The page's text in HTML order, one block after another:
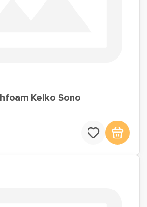
Keiko Sono